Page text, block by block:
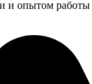
и опытом